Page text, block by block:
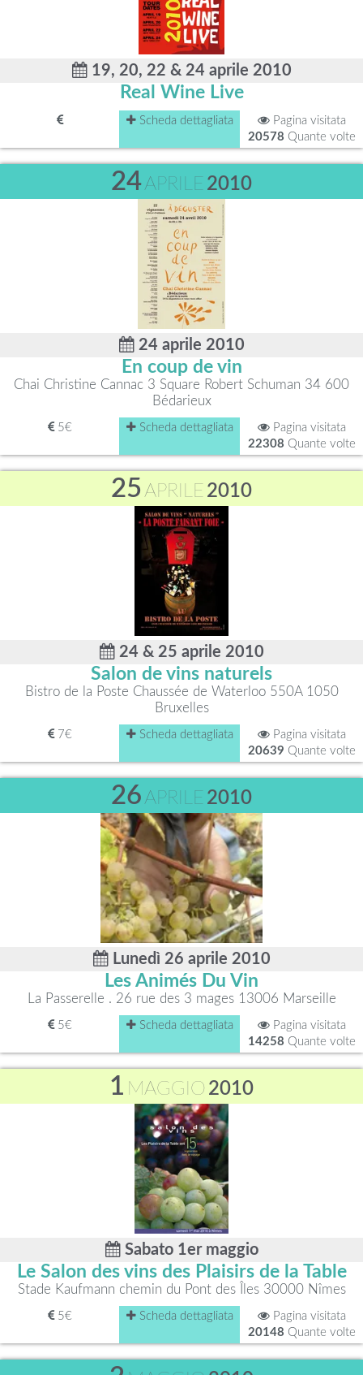
19, 20, 22 & 24 aprile 2010
Real Wine Live
Scheda dettagliata
Pagina visitata
20578 Quante volte
24APRILE 2010
24 aprile 2010
En coup de vin
Chai Christine Cannac 3 Square Robert Schuman 34 600
Bédarieux
5€ Scheda dettagliata
Pagina visitata
22308 Quante volte
25 APRILE 2010
24 & 25 aprile 2010
Salon de vins naturels
Bistro de la Poste Chaussée de Waterloo 550A 1050
Bruxelles
7€ Scheda dettagliata
Pagina visitata
20639 Quante volte
26APRILE 2010
Lunedì 26 aprile 2010
Les Animés Du Vin
La Passerelle . 26 rue des 3 mages 13006 Marseille
5€ Scheda dettagliata
Pagina visitata
14258 Quante volte
1 MAGGIO 2010
Sabato 1er maggio
Le Salon des vins des Plaisirs de la Table
Stade Kaufmann chemin du Pont des Îles 30000 Nîmes
5€ Scheda dettagliata
Pagina visitata
20148 Quante volte